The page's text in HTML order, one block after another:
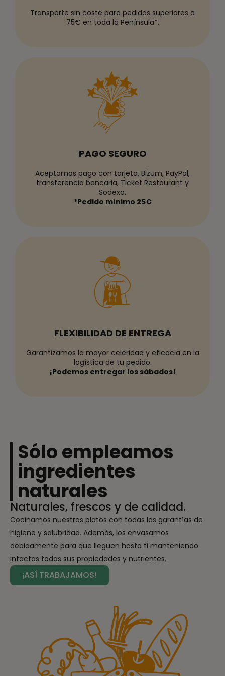
Transporte sin coste para pedidos superiores a
75€ en toda la Península*.
PAGO SEGURO
Aceptamos pago con tarjeta, Bizum, PayPal,
transferencia bancaria, Ticket Restaurant y
Sodexo.
*Pedido mínimo 25€
FLEXIBILIDAD DE ENTREGA
Garantizamos la mayor celeridad y eficacia en la
logística de tu pedido.
¡Podemos entregar los sábados!
Sólo empleamos
ingredientes
naturales
Naturales, frescos y de calidad.
Cocinamos nuestros platos con todas las garantías de
higiene y salubridad. Además, los envasamos
debidamente para que lleguen hasta ti manteniendo
intactas todas sus propiedades y nutrientes.
¡ASÍ TRABAJAMOS!